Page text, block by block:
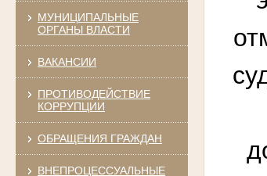
МУНИЦИПАЛЬНЫЕ
ОРГАНЫ ВЛАСТИ
ВАКАНСИИ
ПРОТИВОДЕЙСТВИЕ
КОРРУПЦИИ
ОБРАЩЕНИЯ ГРАЖДАН
ВНЕПРОЦЕССУАЛЬНЫЕ